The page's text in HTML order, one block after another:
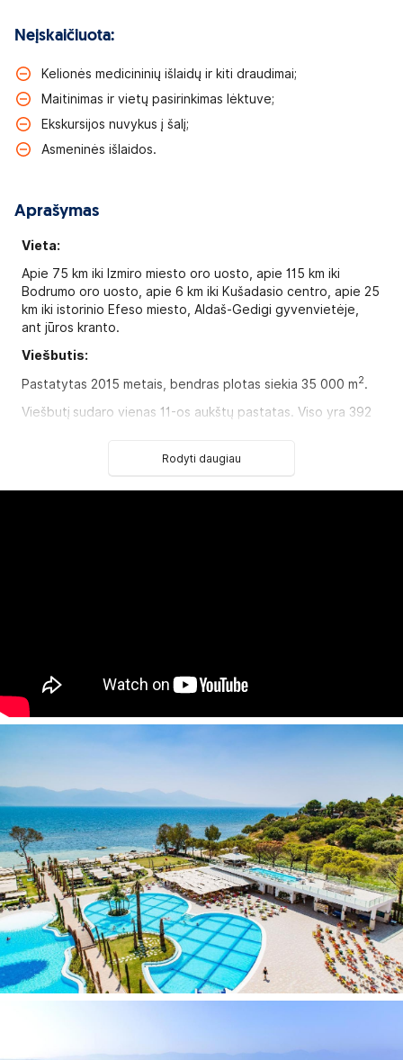
Neįskaičiuota:
Kelionės medicininių išlaidų ir kiti draudimai;
Maitinimas ir vietų pasirinkimas lėktuve;
Ekskursijos nuvykus į šalį;
Asmeninės išlaidos.
Aprašymas
Vieta:
Apie 75 km iki Izmiro miesto oro uosto, apie 115 km iki
Bodrumo oro uosto, apie 6 km iki Kušadasio centro, apie 25
km iki istorinio Efeso miesto, Aldaš-Gedigi gyvenvietėje,
ant jūros kranto.
Viešbutis:
Pastatytas 2015 metais, bendras plotas siekia 35 000 m2.
Viešbutį sudaro vienas 11-os aukštų pastatas. Viso yra 392
Select Room tipo numeriai(su šoniniu vaizdu į jūrą, 4
2 dviejų kambariųMajor Suite tipo numeriai
minkštų baldų komplektu, miegamasis atskirtas durimis,
maks. 2 asm., 130 m ).
Viešbučio kategorija šalyje – 5*
seifas numeryje,:
nemokamai
numerių tvarkymas: kasdien
lygintuvas: pagal atskirą užklausimą
chalatas
grindys: laminatas
kosmetikos reikmenys
virdulys
televizorius: yra
pagalvių pasirinkimas
šlepetės
balkonas
dušas
mini baras (vanduo, gaivieji gėrimai ir alus - kasdien)
Rodyti daugiau